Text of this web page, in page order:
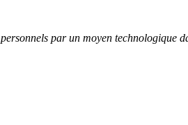
par un moyen technologique